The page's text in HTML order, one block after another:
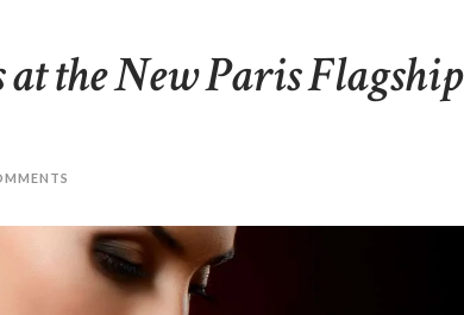
the New Paris Flagship